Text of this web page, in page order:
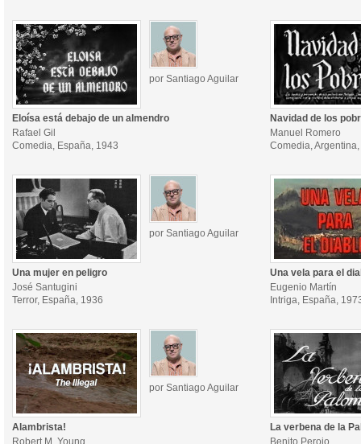
por Santiago Aguilar
Eloísa está debajo de un almendro
Rafael Gil
Comedia, España, 1943
Navidad de los
Manuel Romero
Comedia,
por Santiago Aguilar
Una mujer en peligro
José Santugini
Terror, España, 1936
Una vela para el
Eugenio Martín
Intriga, España,
por Santiago Aguilar
Alambrista!
Robert M. Young
La verbena de la
Benito Perojo